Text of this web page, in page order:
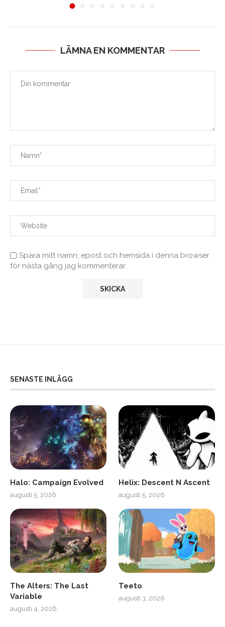
LÄMNA EN KOMMENTAR
Spara mitt namn, epost och hemsida i denna browser
för nästa gång jag kommenterar.
SENASTE INLÄGG
Halo: Campaign Evolved
augusti 5, 2026
Helix: Descent N Ascent
augusti 5, 2026
The Alters: The Last
Variable
augusti 4, 2026
Teeto
augusti 3, 2026